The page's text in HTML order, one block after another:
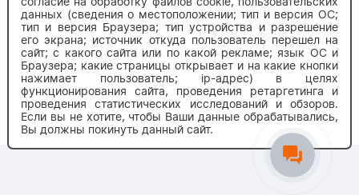
© 2020-2026 auau.market
данных (сведения о местоположении; тип и версия ОС;
тип и версия Браузера; тип устройства и разрешение
его экрана; источник откуда пользователь перешел на
сайт; с какого сайта или по какой рекламе; язык ОС и
Браузера; какие страницы открывает и на какие кнопки
нажимает пользователь; ip-адрес) в целях
функционирования сайта, проведения ретаргетинга и
проведения статистических исследований и обзоров.
Если вы не хотите, чтобы Ваши данные обрабатывались,
Вы должны покинуть данный сайт.